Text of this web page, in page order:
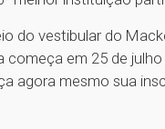
do vestibular do
em 25 de
agora mesmo sua